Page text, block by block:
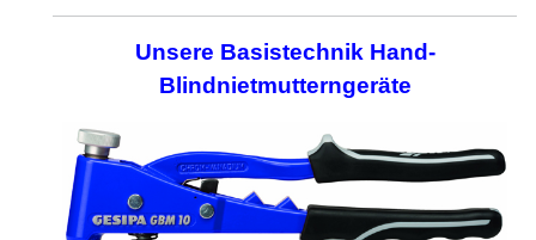
Unsere Basistechnik Hand-
Blindnietmutterngeräte